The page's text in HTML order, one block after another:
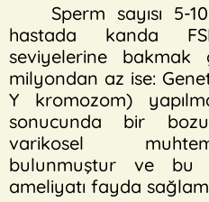
Sperm sayısı 5-
hastada kanda
seviyelerine bakmak
milyondan az ise:
Y kromozom)
sonucunda bir
varikosel
bulunmuştur ve bu
ameliyatı fayda